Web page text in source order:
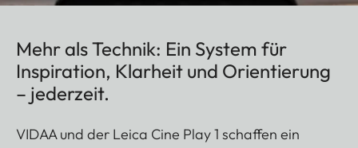
Mehr als Technik: Ein System für
Inspiration, Klarheit und Orientierung
– jederzeit.
VIDAA und der Leica Cine Play 1 schaffen ein